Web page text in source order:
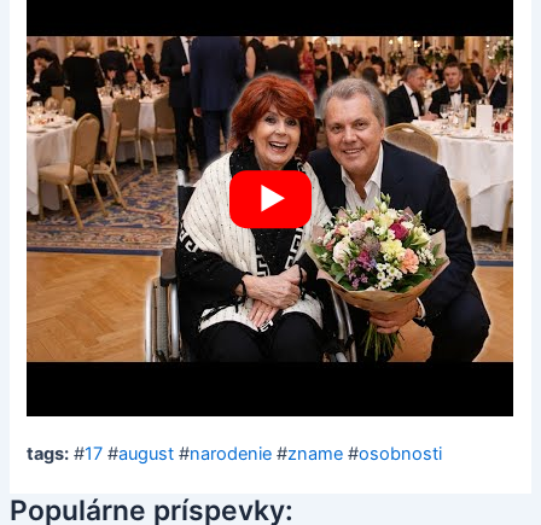
tags: #17 #august #narodenie #zname #osobnosti
Populárne príspevky: